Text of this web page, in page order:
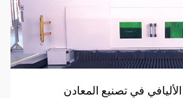
في تصنيع المعادن